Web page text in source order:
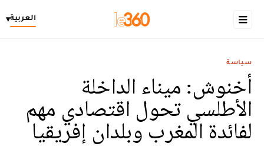
العربية▾
سياسة
أخنوش: ميناء الداخلة
الأطلسي تحول اقتصادي مهم
لفائدة المغرب وبلدان إفريقيا